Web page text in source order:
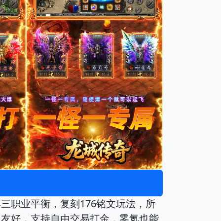
职业平衡，复刻176铭文玩法，所
好，支持自由交易打金，零氪也能